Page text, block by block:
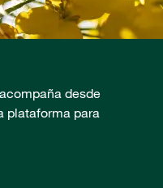
desde
plataforma para